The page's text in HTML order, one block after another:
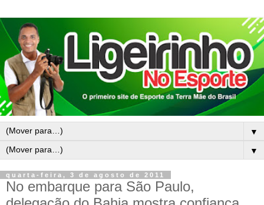
▼
▼
quarta-feira, 3 de agosto de 2011
No embarque para São Paulo,